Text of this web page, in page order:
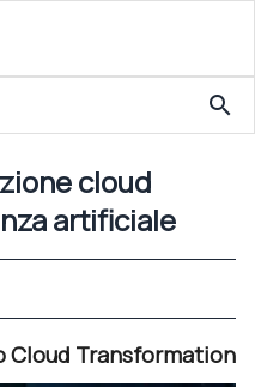
Gestire la trasformazione cloud nell’era dell’intelligenza artificiale
search
cloud
artificiale
Cloud Transformation